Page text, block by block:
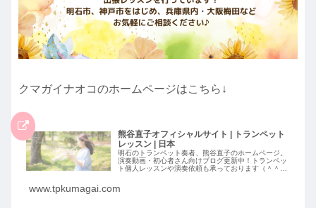
クマガイナオコのホームページはこちら↓
熊谷直子オフィシャルサイト | トランペット
レッスン | 日本
明石のトランペット奏者、熊谷直子のホームページ。
演奏動画・初心者さん向けブログ更新中！トランペッ
ト個人レッスンや演奏依頼も承っております（＾＾）
www.tpkumagai.com